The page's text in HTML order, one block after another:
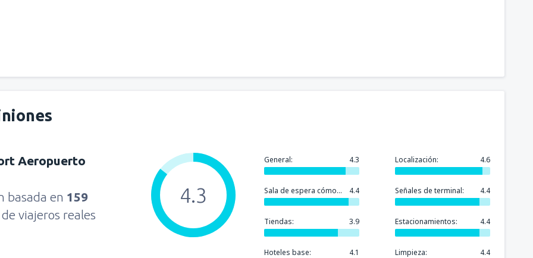
Aeropuerto
basada en 159
de viajeros reales
General: 4.3 Localización: 4.6
Sala de espera cómoda: 4.4 Señales de terminal: 4.4
Tiendas: 3.9 Estacionamientos: 4.4
Hoteles base: 4.1 Limpieza: 4.4
4.3